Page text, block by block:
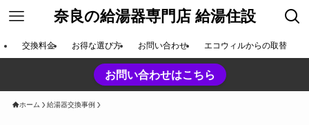
奈良の給湯器専門店 給湯住設
交換料金 お得な選び方 お問い合わせ エコウィルからの取替
お問い合わせはこちら
ホーム 給湯器交換事例